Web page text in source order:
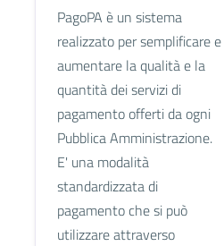
PagoPA è un sistema
realizzato per semplificare e
aumentare la qualità e la
quantità dei servizi di
pagamento offerti da ogni
Pubblica Amministrazione.
E' una modalità
standardizzata di
pagamento che si può
utilizzare attraverso